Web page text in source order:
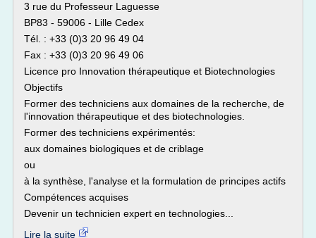
3 rue du Professeur Laguesse
BP83 - 59006 - Lille Cedex
Tél. : +33 (0)3 20 96 49 04
Fax : +33 (0)3 20 96 49 06
Licence pro Innovation thérapeutique et Biotechnologies
Objectifs
Former des techniciens aux domaines de la recherche, de
l'innovation thérapeutique et des biotechnologies.
Former des techniciens expérimentés:
aux domaines biologiques et de criblage
ou
à la synthèse, l'analyse et la formulation de principes actifs
Compétences acquises
Devenir un technicien expert en technologies...
Lire la suite